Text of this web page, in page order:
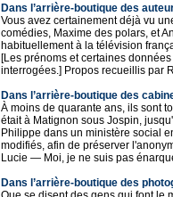
Dans l’arrière-boutique des
Vous avez certainement déjà vu
comédies, Maxime des polars, et
habituellement à la télévision
[Les prénoms et certaines
interrogées.] Propos recueillis par
Dans l’arrière-boutique des
À moins de quarante ans, ils sont
était à Matignon sous Jospin,
Philippe dans un ministère social
modifiés, afin de préserver
Lucie ― Moi, je ne suis pas
Dans l’arrière-boutique des